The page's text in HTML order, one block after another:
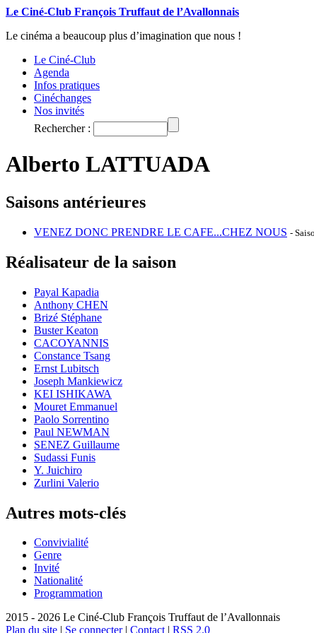
Le Ciné-Club François Truffaut de l’Avallonnais
Le cinéma a beaucoup plus d’imagination que nous !
Le Ciné-Club
Agenda
Infos pratiques
Cinéchanges
Nos invités
Rechercher :
Alberto LATTUADA
Saisons antérieures
VENEZ DONC PRENDRE LE CAFE...CHEZ NOUS -
Réalisateur de la saison
Payal Kapadia
Anthony CHEN
Brizé Stéphane
Buster Keaton
CACOYANNIS
Constance Tsang
Ernst Lubitsch
Joseph Mankiewicz
KEI ISHIKAWA
Mouret Emmanuel
Paolo Sorrentino
Paul NEWMAN
SENEZ Guillaume
Sudassi Funis
Y. Juichiro
Zurlini Valerio
Autres mots-clés
Convivialité
Genre
Invité
Nationalité
Programmation
2015 - 2026 Le Ciné-Club François Truffaut de l’Avallonnais
Plan du site | Se connecter| Contact | RSS 2.0